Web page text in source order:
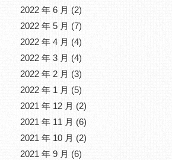
2022 年 6 月 (2)
2022 年 5 月 (7)
2022 年 4 月 (4)
2022 年 3 月 (4)
2022 年 2 月 (3)
2022 年 1 月 (5)
2021 年 12 月 (2)
2021 年 11 月 (6)
2021 年 10 月 (2)
2021 年 9 月 (6)